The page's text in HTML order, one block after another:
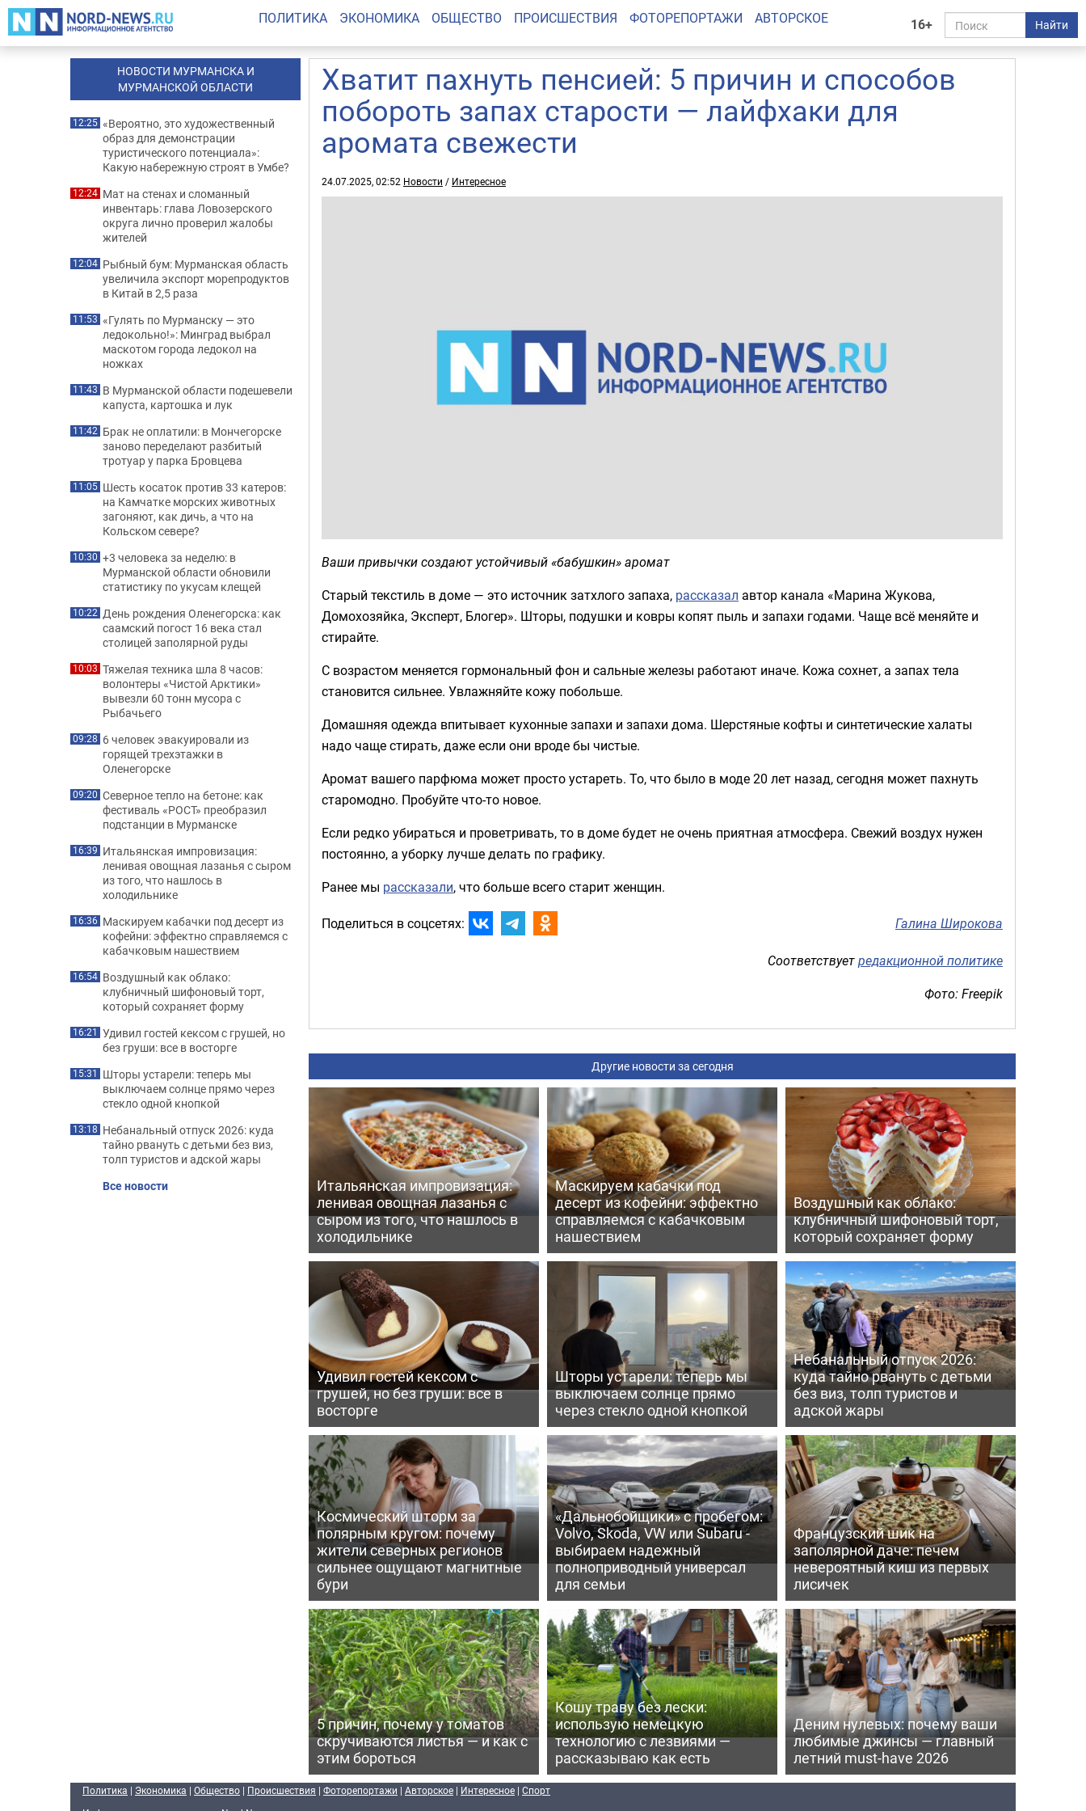
16+ Найти
ПОЛИТИКА ЭКОНОМИКА ОБЩЕСТВО ПРОИСШЕСТВИЯ ФОТОРЕПОРТАЖИ АВТОРСКОЕ
Хватит пахнуть пенсией: 5 причин и способов
побороть запах старости — лайфхаки для
аромата свежести
24.07.2025, 02:52 Новости / Интересное
Ваши привычки создают устойчивый «бабушкин» аромат
Старый текстиль в доме — это источник затхлого запаха, рассказал автор канала «Марина Жукова,
Домохозяйка, Эксперт, Блогер». Шторы, подушки и ковры копят пыль и запахи годами. Чаще всё меняйте и
стирайте.
С возрастом меняется гормональный фон и сальные железы работают иначе. Кожа сохнет, а запах тела
становится сильнее. Увлажняйте кожу побольше.
Домашняя одежда впитывает кухонные запахи и запахи дома. Шерстяные кофты и синтетические халаты
надо чаще стирать, даже если они вроде бы чистые.
Аромат вашего парфюма может просто устареть. То, что было в моде 20 лет назад, сегодня может пахнуть
старомодно. Пробуйте что-то новое.
Если редко убираться и проветривать, то в доме будет не очень приятная атмосфера. Свежий воздух нужен
постоянно, а уборку лучше делать по графику.
Ранее мы рассказали, что больше всего старит женщин.
Поделиться в соцсетях: Галина Широкова
Соответствуетредакционной политике
Фото: Freepik
Другие новости за сегодня
Итальянская импровизация:
ленивая овощная лазанья с
сыром из того, что нашлось в
холодильнике
Маскируем кабачки под
десерт из кофейни: эффектно
справляемся с кабачковым
нашествием
Воздушный как облако:
клубничный шифоновый торт,
который сохраняет форму
Удивил гостей кексом с
грушей, но без груши: все в
восторге
Шторы устарели: теперь мы
выключаем солнце прямо
через стекло одной кнопкой
Небанальный отпуск 2026:
куда тайно рвануть с детьми
без виз, толп туристов и
адской жары
Космический шторм за
полярным кругом: почему
жители северных регионов
сильнее ощущают магнитные
бури
«Дальнобойщики» с пробегом:
Volvo, Skoda, VW или Subaru -
выбираем надежный
полноприводный универсал
для семьи
Французский шик на
заполярной даче: печем
невероятный киш из первых
лисичек
5 причин, почему у томатов
скручиваются листья — и как с
этим бороться
Кошу траву без лески:
использую немецкую
технологию с лезвиями —
рассказываю как есть
Деним нулевых: почему ваши
любимые джинсы — главный
летний must-have 2026
НОВОСТИ МУРМАНСКА И
МУРМАНСКОЙ ОБЛАСТИ
12:25 «Вероятно, это художественный
образ для демонстрации
туристического потенциала»:
Какую набережную строят в Умбе?
12:24 Мат на стенах и сломанный
инвентарь: глава Ловозерского
округа лично проверил жалобы
жителей
12:04 Рыбный бум: Мурманская область
увеличила экспорт морепродуктов
в Китай в 2,5 раза
11:53 «Гулять по Мурманску — это
ледокольно!»: Минград выбрал
маскотом города ледокол на
ножках
11:43 В Мурманской области подешевели
капуста, картошка и лук
11:42 Брак не оплатили: в Мончегорске
заново переделают разбитый
тротуар у парка Бровцева
11:05 Шесть косаток против 33 катеров:
на Камчатке морских животных
загоняют, как дичь, а что на
Кольском севере?
10:30 +3 человека за неделю: в
Мурманской области обновили
статистику по укусам клещей
10:22 День рождения Оленегорска: как
саамский погост 16 века стал
столицей заполярной руды
10:03 Тяжелая техника шла 8 часов:
волонтеры «Чистой Арктики»
вывезли 60 тонн мусора с
Рыбачьего
09:28 6 человек эвакуировали из
горящей трехэтажки в
Оленегорске
09:20 Северное тепло на бетоне: как
фестиваль «РОСТ» преобразил
подстанции в Мурманске
16:39 Итальянская импровизация:
ленивая овощная лазанья с сыром
из того, что нашлось в
холодильнике
16:36 Маскируем кабачки под десерт из
кофейни: эффектно справляемся с
кабачковым нашествием
16:54 Воздушный как облако:
клубничный шифоновый торт,
который сохраняет форму
16:21 Удивил гостей кексом с грушей, но
без груши: все в восторге
15:31 Шторы устарели: теперь мы
выключаем солнце прямо через
стекло одной кнопкой
13:18 Небанальный отпуск 2026: куда
тайно рвануть с детьми без виз,
толп туристов и адской жары
Все новости
Политика | Экономика | Общество | Происшествия | Фоторепортажи | Авторское | Интересное | Спорт